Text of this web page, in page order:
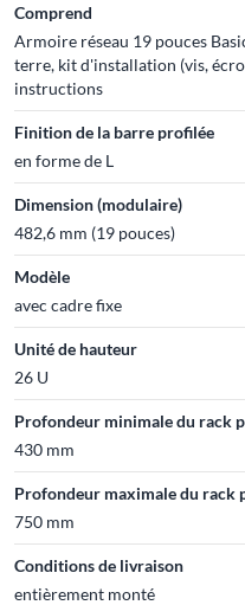
Comprend
Armoire réseau 19 pouces
terre, kit d'installation (vis,
instructions
Finition de la barre profilée
en forme de L
Dimension (modulaire)
482,6 mm (19 pouces)
Modèle
avec cadre fixe
Unité de hauteur
26 U
Profondeur minimale du rack
430 mm
Profondeur maximale du rack
750 mm
Conditions de livraison
entièrement monté